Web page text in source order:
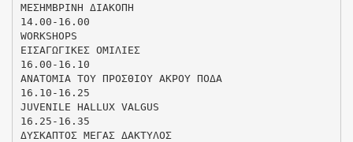
ΜΕΣΗΜΒΡΙΝΗ ΔΙΑΚΟΠΗ
14.00-16.00
WORKSHOPS
ΕΙΣΑΓΩΓΙΚΕΣ ΟΜΙΛΙΕΣ
16.00-16.10
ΑΝΑΤΟΜΙΑ ΤΟΥ ΠΡΟΣΘΙΟΥ ΑΚΡΟΥ ΠΟΔΑ
16.10-16.25
JUVENILE HALLUX VALGUS
16.25-16.35
ΔΥΣΚΑΠΤΟΣ ΜΕΓΑΣ ΔΑΚΤΥΛΟΣ